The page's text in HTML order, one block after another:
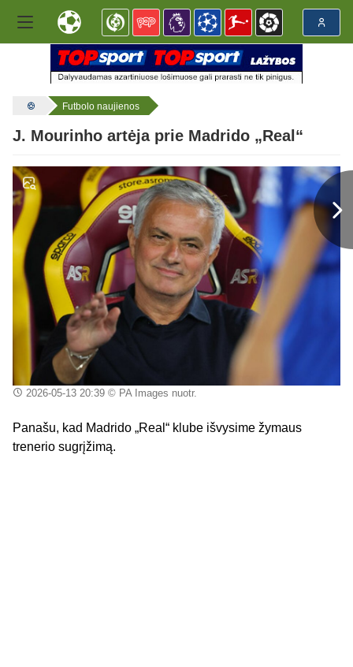
Futbolo naujienos
J. Mourinho artėja prie Madrido „Real“
2026-05-13 20:39© PA Images nuotr.
Panašu, kad Madrido „Real“ klube išvysime žymaus
trenerio sugrįžimą.